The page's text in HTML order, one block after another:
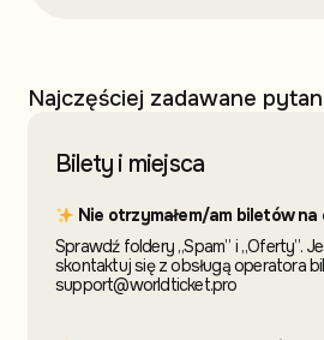
Najczęściej zadawane
Bilety i miejsca
Nie otrzymałem/am biletów na
Sprawdź foldery „Spam” i „Oferty”.
skontaktuj się z obsługą operatora
support@worldticket.pro